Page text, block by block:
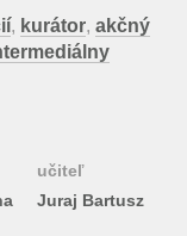
, kurátor, akčný
učiteľ
Juraj Bartusz